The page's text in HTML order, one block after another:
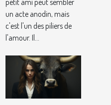
originaux
pour votre
petit ami
petit ami peut sembler
un acte anodin, mais
c'est l'un des piliers de
l'amour. Il...